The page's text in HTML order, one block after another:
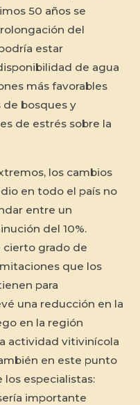
50 años se
del
estar
de agua
más favorables
de bosques y
de estrés sobre la
los cambios
en todo el país no
entre un
del 10%.
grado de
que los
para
una reducción en la
en la región
actividad vitivinícola
en este punto
los especialistas:
importante